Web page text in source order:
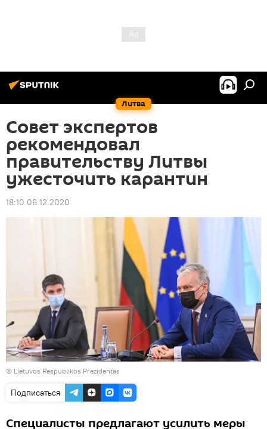
Литва
Совет экспертов
рекомендовал
правительству Литвы
ужесточить карантин
18:10 06.12.2020
© Lietuvos Respublikos Prezidentas
Подписаться
Специалисты предлагают усилить меры